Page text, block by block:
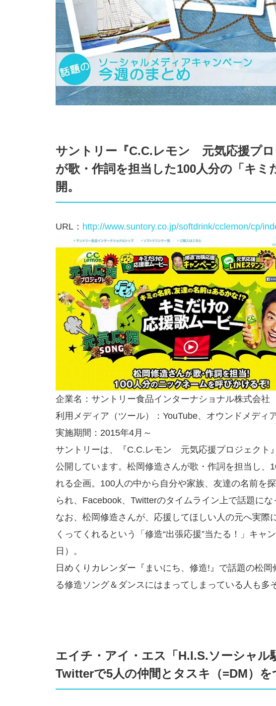
サントリー『C.C.レモン 元気応援プ
が歌・作詞を担当した100人分の「キミ
開。
URL： http://www.suntory.co.jp/softdrink/cclemon/cp/
企業名：サントリー食品インターナショナル株式会社
利用メディア（ツール）：YouTube、オウンドメディ
実施期間：2015年4月～
サントリーは、『C.C.レモン 元気応援プロジェクト
公開しています。松岡修造さんが歌・作詞を担当し、
れる企画。100人の中から自分や家族、友達の名前を
られ、Facebook、Twitterのタイムライン上で話題にな
なお、松岡修造さんが、応援してほしい人の元へ実際
くってくれるという「修造“出張応援”当たる！」キャ
日）。
日めくりカレンダー『まいにち、修造!』で話題の松
る修造ソング＆ダンスにはまってしまっている人も多
エイチ・アイ・エス「H.I.S.ソーシャル
Twitterで5人の仲間とタスキ（=DM）を